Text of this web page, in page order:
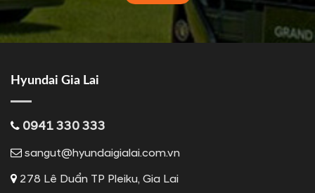
Hyundai Gia Lai
0941 330 333
sangut@hyundaigialai.com.vn
278 Lê Duẩn TP Pleiku, Gia Lai